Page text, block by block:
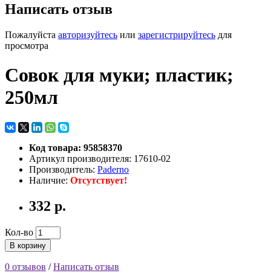
Написать отзыв
Пожалуйста авторизуйтесь или зарегистрируйтесь для
просмотра
Совок для муки; пластик;
250мл
Код товара: 95858370
Артикул производителя: 17610-02
Производитель: Paderno
Наличие: Отсутствует!
332 р.
Кол-во
В корзину
0 отзывов /Написать отзыв